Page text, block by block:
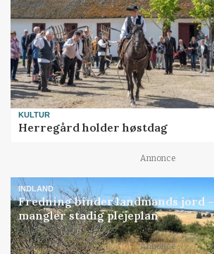
KULTUR
Herregård holder høstdag
Annonce
INDLAND
Fredning binder landmands jord
mangler stadig plejeplan
Annonce